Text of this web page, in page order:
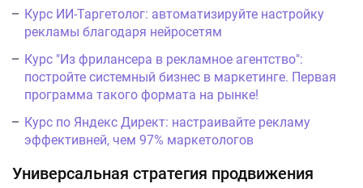
Курс ИИ-Таргетолог: автоматизируйте настройку
рекламы благодаря нейросетям
Курс "Из фрилансера в рекламное агентство":
постройте системный бизнес в маркетинге. Первая
программа такого формата на рынке!
Курс по Яндекс Директ: настраивайте рекламу
эффективней, чем 97% маркетологов
Универсальная стратегия продвижения